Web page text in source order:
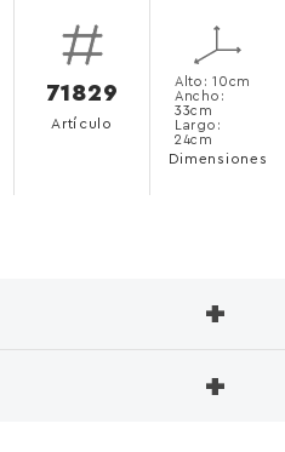
71829
Artículo
Alto: 10cm
Ancho:
33cm
Largo:
24cm
Dimensiones
+
+